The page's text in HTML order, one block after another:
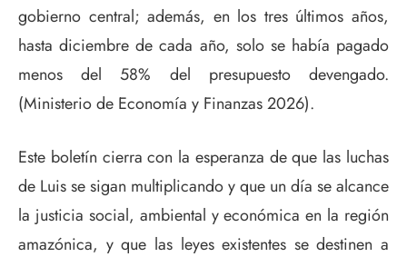
gobierno central; además, en los tres últimos años,
hasta diciembre de cada año, solo se había pagado
menos del 58% del presupuesto devengado.
(Ministerio de Economía y Finanzas 2026).
Este boletín cierra con la esperanza de que las luchas
de Luis se sigan multiplicando y que un día se alcance
la justicia social, ambiental y económica en la región
amazónica, y que las leyes existentes se destinen a